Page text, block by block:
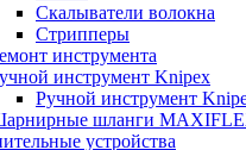
Скалыватели волокна
Стрипперы
инструмента
инструмент Knipex
Ручной инструмент
шланги
устройства